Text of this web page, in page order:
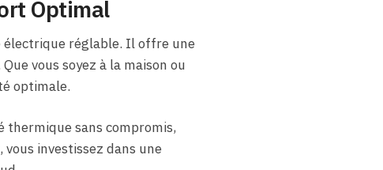
Optimal
électrique réglable. Il offre une
vous soyez à la maison ou
optimale.
thermique sans compromis,
investissez dans une